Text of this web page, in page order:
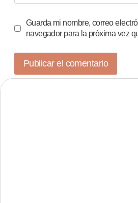
Guarda mi nombre, correo
navegador para la próxima vez